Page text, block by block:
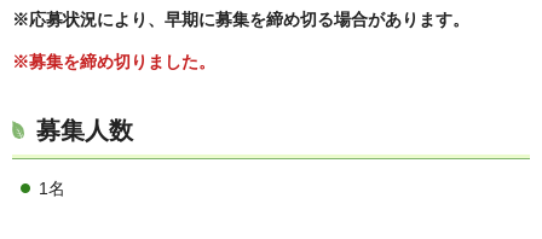
※応募状況により、早期に募集を締め切る場合があります。
※募集を締め切りました。
募集人数
1名